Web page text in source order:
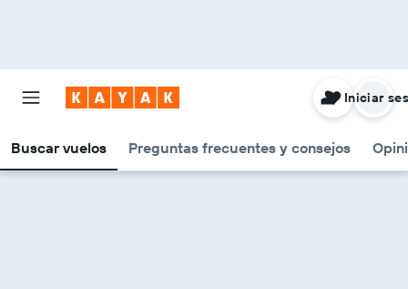
Buscar vuelos Preguntas frecuentes y consejos
Iniciar